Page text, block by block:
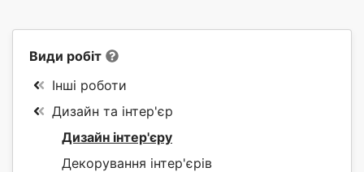
Види робіт
Інші роботи
Дизайн та інтер'єр
Дизайн інтер'єру
Декорування інтер'єрів